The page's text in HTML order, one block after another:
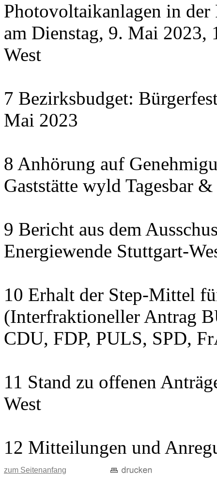
Photovoltaikanlagen in der
am Dienstag, 9. Mai
West
7 Bezirksbudget:
Mai 2023
8 Anhörung auf
Gaststätte wyld Tagesbar
9 Bericht aus dem
Energiewende Stuttgart-
10 Erhalt der Step-Mittel
(Interfraktioneller Antrag
CDU, FDP, PULS, SPD,
11 Stand zu offenen
West
12 Mitteilungen und
zum Seitenanfang